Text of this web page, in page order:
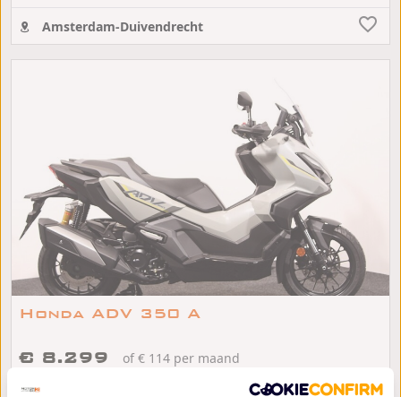
Amsterdam-Duivendrecht
Honda ADV 350 A
€ 8.299
of € 114 per maand
Honda ADV 350